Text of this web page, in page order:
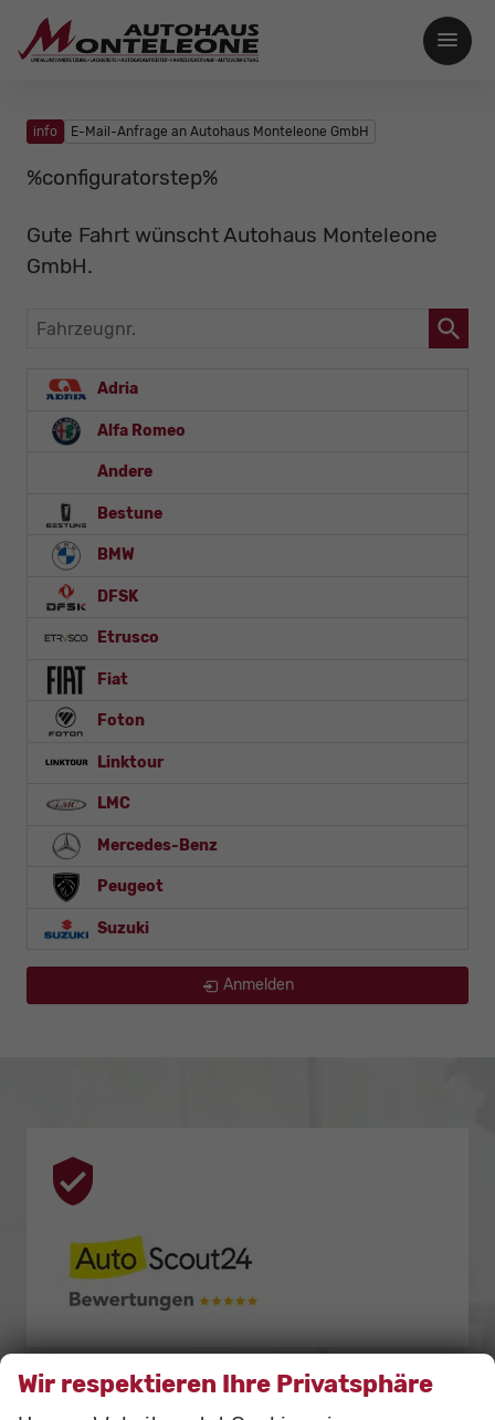
info E-Mail-Anfrage an Autohaus Monteleone GmbH
%configuratorstep%
Gute Fahrt wünscht Autohaus Monteleone
GmbH.
Fahrzeugnr.
Adria
Alfa Romeo
Andere
Bestune
BMW
DFSK
Etrusco
Fiat
Foton
Linktour
LMC
Mercedes-Benz
Peugeot
Suzuki
Anmelden
Wir respektieren Ihre Privatsphäre